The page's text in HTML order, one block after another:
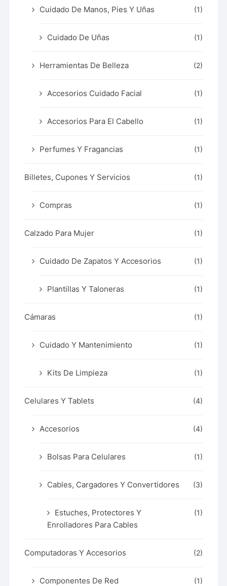
Cuidado De Manos, Pies Y Uñas (1)
Cuidado De Uñas (1)
Herramientas De Belleza (2)
Accesorios Cuidado Facial (1)
Accesorios Para El Cabello (1)
Perfumes Y Fragancias (1)
Billetes, Cupones Y Servicios (1)
Compras (1)
Calzado Para Mujer (1)
Cuidado De Zapatos Y Accesorios (1)
Plantillas Y Taloneras (1)
Cámaras (1)
Cuidado Y Mantenimiento (1)
Kits De Limpieza (1)
Celulares Y Tablets (4)
Accesorios (4)
Bolsas Para Celulares (1)
Cables, Cargadores Y Convertidores (3)
Estuches, Protectores Y
Enrolladores Para Cables
(1)
Computadoras Y Accesorios (2)
Componentes De Red (1)